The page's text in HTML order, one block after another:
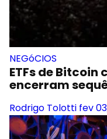
NEGóCIOS
ETFs de Bitcoin
encerram
Rodrigo Tolotti fev